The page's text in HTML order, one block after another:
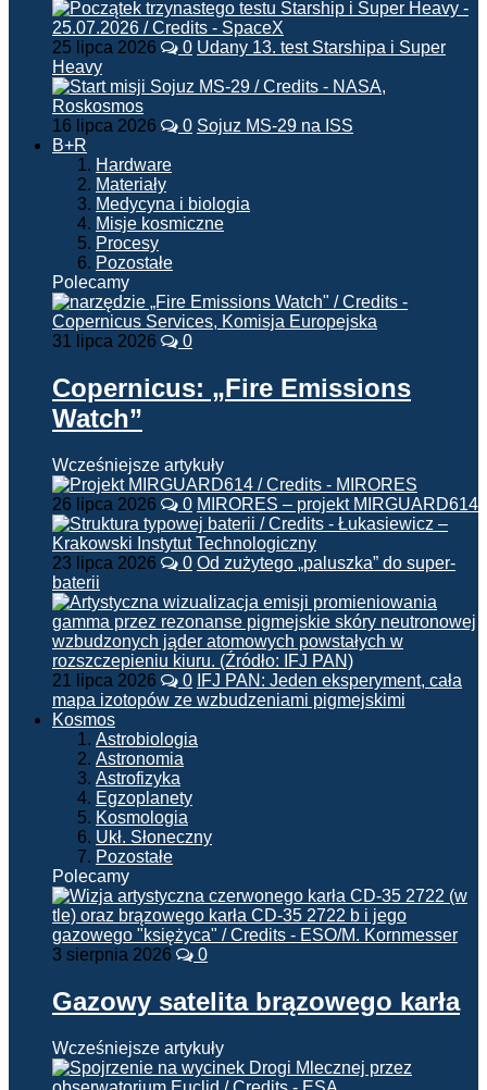
25 lipca 2026 0 Udany 13. test Starshipa i Super
Heavy
16 lipca 2026 0 Sojuz MS-29 na ISS
B+R
Hardware
Materiały
Medycyna i biologia
Misje kosmiczne
Procesy
Pozostałe
Polecamy
31 lipca 2026 0
Copernicus: „Fire Emissions
Watch”
Wcześniejsze artykuły
26 lipca 2026 0 MIRORES – projekt MIRGUARD614
23 lipca 2026 0 Od zużytego „paluszka” do super-
baterii
21 lipca 2026 0 IFJ PAN: Jeden eksperyment, cała
mapa izotopów ze wzbudzeniami pigmejskimi
Kosmos
Astrobiologia
Astronomia
Astrofizyka
Egzoplanety
Kosmologia
Ukł. Słoneczny
Pozostałe
Polecamy
3 sierpnia 2026 0
Gazowy satelita brązowego karła
Wcześniejsze artykuły